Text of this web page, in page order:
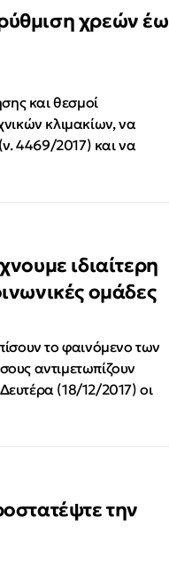
χρεών
και θεσμοί
κλιμακίων, να
4469/2017) και να
ιδιαίτερη
ομάδες
το φαινόμενο των
αντιμετωπίζουν
(18/12/2017) οι
την